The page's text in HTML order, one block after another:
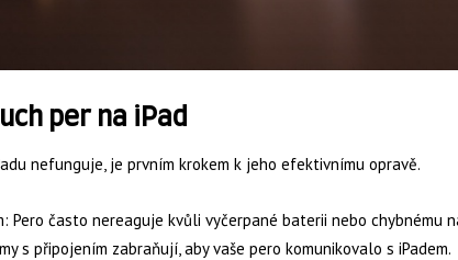
per na iPad
nefunguje, je prvním krokem k jeho efektivnímu opravě.
Pero často nereaguje kvůli vyčerpané baterii nebo chybnému
s připojením zabraňují, aby vaše pero komunikovalo s iPadem.